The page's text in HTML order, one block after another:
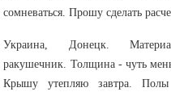
сомневаться. Прошу сделать
Украина, Донецк.
ракушечник. Толщина - чуть
Крышу утепляю завтра. Полы